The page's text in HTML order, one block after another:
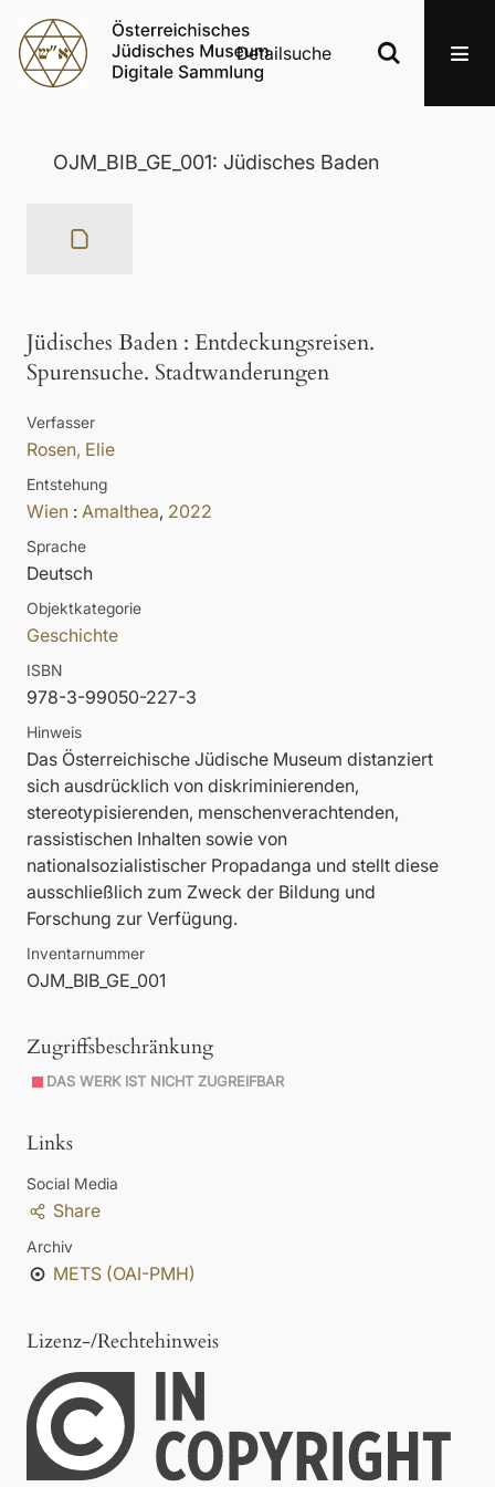
Detailsuche
OJM_BIB_GE_001: Jüdisches Baden
Jüdisches Baden : Entdeckungsreisen.
Spurensuche. Stadtwanderungen
Verfasser
Rosen, Elie
Entstehung
Wien : Amalthea, 2022
Sprache
Deutsch
Objektkategorie
Geschichte
ISBN
978-3-99050-227-3
Hinweis
Das Österreichische Jüdische Museum distanziert
sich ausdrücklich von diskriminierenden,
stereotypisierenden, menschenverachtenden,
rassistischen Inhalten sowie von
nationalsozialistischer Propadanga und stellt diese
ausschließlich zum Zweck der Bildung und
Forschung zur Verfügung.
Inventarnummer
OJM_BIB_GE_001
Zugriffsbeschränkung
DAS WERK IST NICHT ZUGREIFBAR
Links
Social Media
Share
Archiv
METS (OAI-PMH)
Lizenz-/Rechtehinweis